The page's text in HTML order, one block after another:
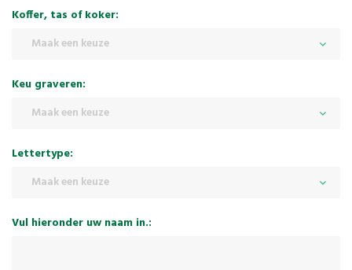
Koffer, tas of koker:
Maak een keuze
Keu graveren:
Maak een keuze
Lettertype:
Maak een keuze
Vul hieronder uw naam in.: